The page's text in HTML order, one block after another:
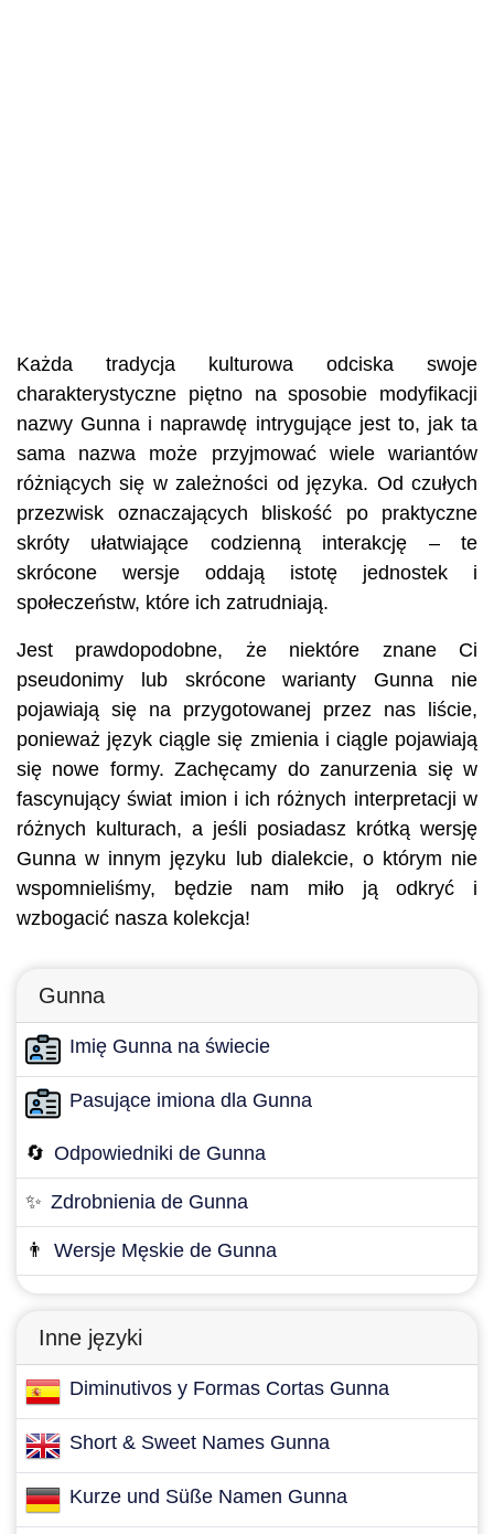
Każda tradycja kulturowa odciska swoje
charakterystyczne piętno na sposobie modyfikacji
nazwy Gunna i naprawdę intrygujące jest to, jak ta
sama nazwa może przyjmować wiele wariantów
różniących się w zależności od języka. Od czułych
przezwisk oznaczających bliskość po praktyczne
skróty ułatwiające codzienną interakcję – te
skrócone wersje oddają istotę jednostek i
społeczeństw, które ich zatrudniają.
Jest prawdopodobne, że niektóre znane Ci
pseudonimy lub skrócone warianty Gunna nie
pojawiają się na przygotowanej przez nas liście,
ponieważ język ciągle się zmienia i ciągle pojawiają
się nowe formy. Zachęcamy do zanurzenia się w
fascynujący świat imion i ich różnych interpretacji w
różnych kulturach, a jeśli posiadasz krótką wersję
Gunna w innym języku lub dialekcie, o którym nie
wspomnieliśmy, będzie nam miło ją odkryć i
wzbogacić nasza kolekcja!
Gunna
Imię Gunna na świecie
Pasujące imiona dla Gunna
🔄 Odpowiedniki de Gunna
✨ Zdrobnienia de Gunna
👨 Wersje Męskie de Gunna
Inne języki
Diminutivos y Formas Cortas Gunna
Short & Sweet Names Gunna
Kurze und Süße Namen Gunna